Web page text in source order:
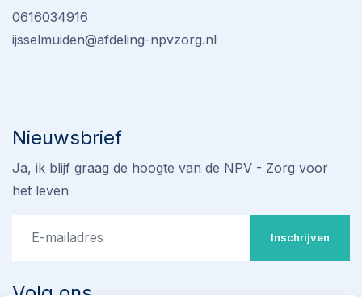
0616034916
ijsselmuiden@afdeling-npvzorg.nl
Nieuwsbrief
Ja, ik blijf graag de hoogte van de NPV - Zorg voor
het leven
Inschrijven
Volg ons